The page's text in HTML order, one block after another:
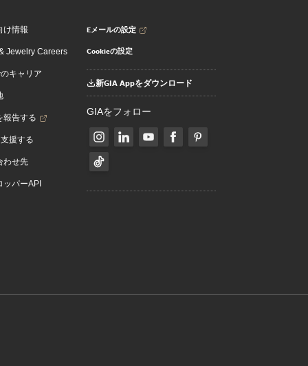
け情報
Jewelry Careers
キャリア
報告する
援する
わせ先
ッパーAPI
Eメールの設定
Cookieの設定
新GIA Appをダウンロード
GIAをフォロー